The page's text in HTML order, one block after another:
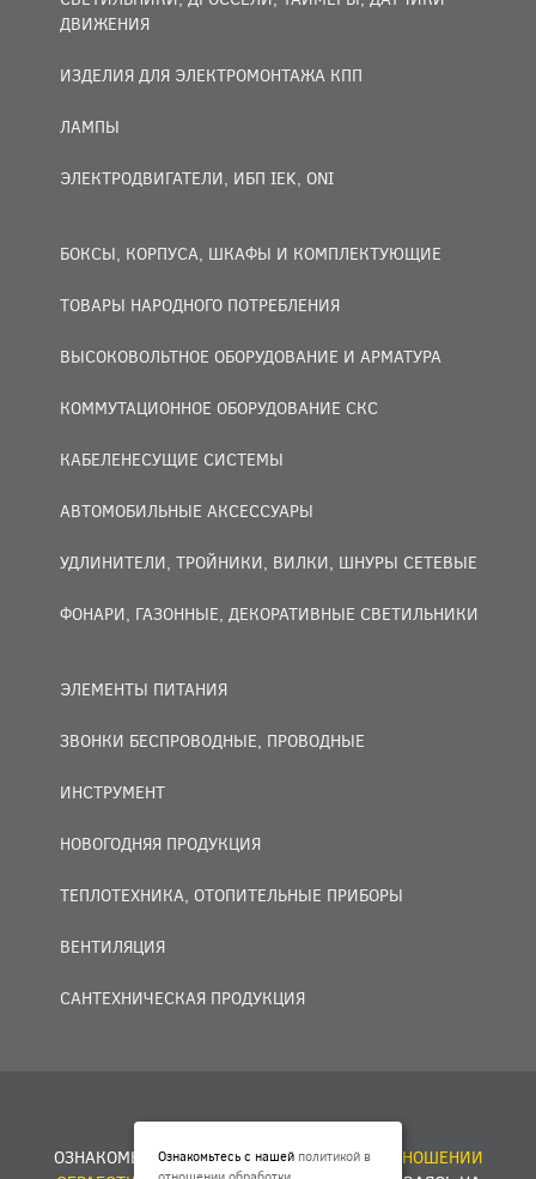
ДВИЖЕНИЯ
ИЗДЕЛИЯ ДЛЯ ЭЛЕКТРОМОНТАЖА КПП
ЛАМПЫ
ЭЛЕКТРОДВИГАТЕЛИ, ИБП IEK, ONI
БОКСЫ, КОРПУСА, ШКАФЫ И КОМПЛЕКТУЮЩИЕ
ТОВАРЫ НАРОДНОГО ПОТРЕБЛЕНИЯ
ВЫСОКОВОЛЬТНОЕ ОБОРУДОВАНИЕ И АРМАТУРА
КОММУТАЦИОННОЕ ОБОРУДОВАНИЕ СКС
КАБЕЛЕНЕСУЩИЕ СИСТЕМЫ
АВТОМОБИЛЬНЫЕ АКСЕССУАРЫ
УДЛИНИТЕЛИ, ТРОЙНИКИ, ВИЛКИ, ШНУРЫ СЕТЕВЫЕ
ФОНАРИ, ГАЗОННЫЕ, ДЕКОРАТИВНЫЕ СВЕТИЛЬНИКИ
ЭЛЕМЕНТЫ ПИТАНИЯ
ЗВОНКИ БЕСПРОВОДНЫЕ, ПРОВОДНЫЕ
ИНСТРУМЕНТ
НОВОГОДНЯЯ ПРОДУКЦИЯ
ТЕПЛОТЕХНИКА, ОТОПИТЕЛЬНЫЕ ПРИБОРЫ
ВЕНТИЛЯЦИЯ
САНТЕХНИЧЕСКАЯ ПРОДУКЦИЯ
ОЗНАКОМЬТЕСЬ С НАШЕЙПОЛИТИКОЙ В ОТНОШЕНИИ
Ознакомьтесь с нашей политикой в